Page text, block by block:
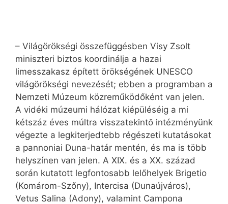
– Világörökségi összefüggésben Visy Zsolt
miniszteri biztos koordinálja a hazai
limesszakasz épített örökségének UNESCO
világörökségi nevezését; ebben a programban a
Nemzeti Múzeum közreműködőként van jelen.
A vidéki múzeumi hálózat kiépüléséig a mi
kétszáz éves múltra visszatekintő intézményünk
végezte a legkiterjedtebb régészeti kutatásokat
a pannoniai Duna-határ mentén, és ma is több
helyszínen van jelen. A XIX. és a XX. század
során kutatott legfontosabb lelőhelyek Brigetio
(Komárom-Szőny), Intercisa (Dunaújváros),
Vetus Salina (Adony), valamint Campona